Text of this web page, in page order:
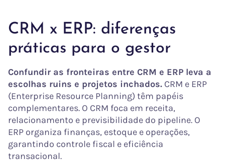
CRM x ERP: diferenças
práticas para o gestor
Confundir as fronteiras entre CRM e ERP leva a
escolhas ruins e projetos inchados. CRM e ERP
(Enterprise Resource Planning) têm papéis
complementares. O CRM foca em receita,
relacionamento e previsibilidade do pipeline. O
ERP organiza finanças, estoque e operações,
garantindo controle fiscal e eficiência
transacional.